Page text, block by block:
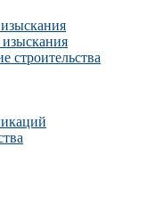
строительства